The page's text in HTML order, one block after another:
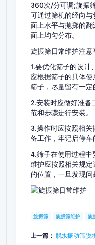
360次/分可调;旋振
可通过筛机的经向与
面上水平与抛掷的翻
面上均匀分布。
旋振筛日常维护注意事
1.要优化筛子的设计
应根据筛子的具体使
筛子，尽量留有一定的
2.安装时应做好准备工
范和步骤进行安装。
3.操作时应按照相关
备工作，牢记启停车的
4.筛子在使用过程中
维护应按照相关规定
的位置，一旦发现问题
旋振筛 旋振筛维护 旋
上一篇： 脱水振动筛脱